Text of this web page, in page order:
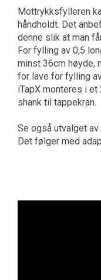
Mottrykksfylleren
håndholdt. Det
denne slik at man
For fylling av 0,5
minst 36cm høyde,
for lave for fylling
iTapX monteres i et
shank til tappekran.
Se også utvalget
Det følger med